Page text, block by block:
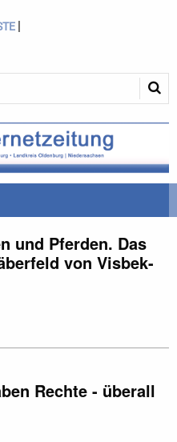
|
und Pferden. Das
von Visbek-
Rechte - überall